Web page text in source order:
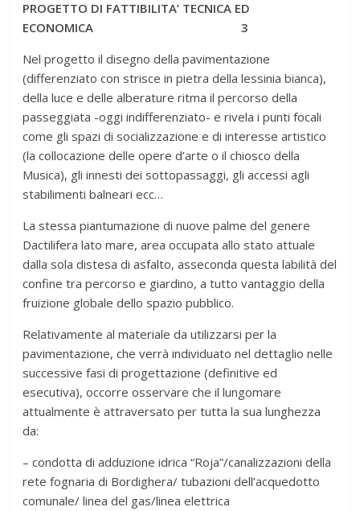
PROGETTO DI FATTIBILITA’ TECNICA ED
ECONOMICA 3
Nel progetto il disegno della pavimentazione
(differenziato con strisce in pietra della lessinia bianca),
della luce e delle alberature ritma il percorso della
passeggiata -oggi indifferenziato- e rivela i punti focali
come gli spazi di socializzazione e di interesse artistico
(la collocazione delle opere d’arte o il chiosco della
Musica), gli innesti dei sottopassaggi, gli accessi agli
stabilimenti balneari ecc…
La stessa piantumazione di nuove palme del genere
Dactilifera lato mare, area occupata allo stato attuale
dalla sola distesa di asfalto, asseconda questa labilità del
confine tra percorso e giardino, a tutto vantaggio della
fruizione globale dello spazio pubblico.
Relativamente al materiale da utilizzarsi per la
pavimentazione, che verrà individuato nel dettaglio nelle
successive fasi di progettazione (definitive ed
esecutiva), occorre osservare che il lungomare
attualmente è attraversato per tutta la sua lunghezza
da:
– condotta di adduzione idrica “Roja”/canalizzazioni della
rete fognaria di Bordighera/ tubazioni dell’acquedotto
comunale/ linea del gas/linea elettrica